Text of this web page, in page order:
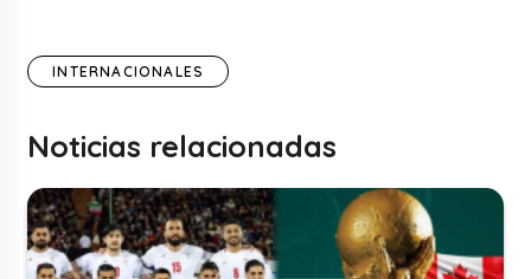
INTERNACIONALES
Noticias relacionadas